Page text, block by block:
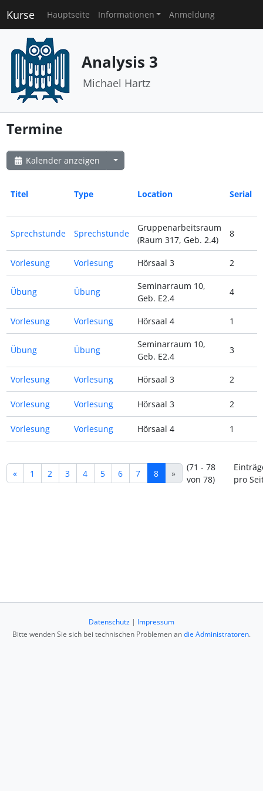
Kurse Hauptseite Informationen Anmeldung
Analysis 3
Michael Hartz
Termine
Kalender anzeigen
Titel Type Location Serial
Sprechstunde Sprechstunde
Gruppenarbeitsraum
(Raum 317, Geb. 2.4)
8
Vorlesung Vorlesung Hörsaal 3 2
Übung Übung
Seminarraum 10,
Geb. E2.4
4
Vorlesung Vorlesung Hörsaal 4 1
Übung Übung
Seminarraum 10,
Geb. E2.4
3
Vorlesung Vorlesung Hörsaal 3 2
Vorlesung Vorlesung Hörsaal 3 2
Vorlesung Vorlesung Hörsaal 4 1
« 1 2 3 4 5 6 7 8 »
(71 - 78
von 78)
pro
Datenschutz | Impressum
Bitte wenden Sie sich bei technischen Problemen andie Administratoren.